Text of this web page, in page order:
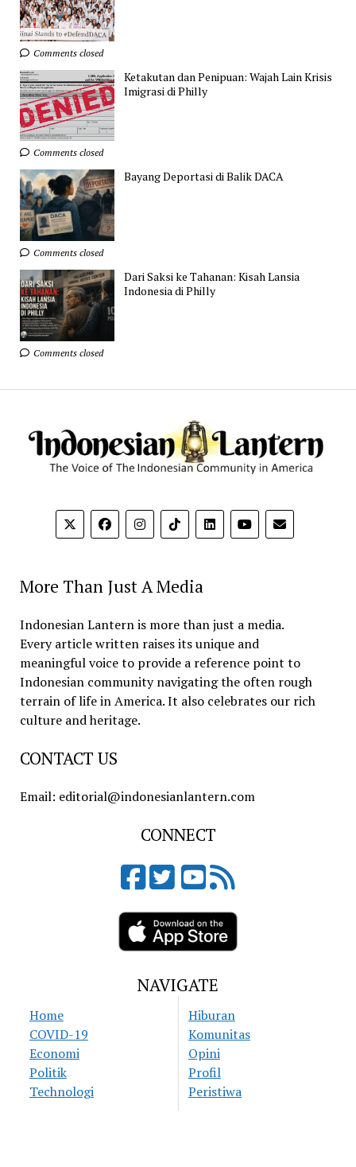
Comments closed
Ketakutan dan Penipuan: Wajah Lain Krisis
Imigrasi di Philly
Comments closed
Bayang Deportasi di Balik DACA
Comments closed
Dari Saksi ke Tahanan: Kisah Lansia
Indonesia di Philly
Comments closed
More Than Just A Media
Indonesian Lantern is more than just a media.
Every article written raises its unique and
meaningful voice to provide a reference point to
Indonesian community navigating the often rough
terrain of life in America. It also celebrates our rich
culture and heritage.
CONTACT US
Email: editorial@indonesianlantern.com
CONNECT
NAVIGATE
Home
COVID-19
Economi
Politik
Technologi
Hiburan
Komunitas
Opini
Profil
Peristiwa